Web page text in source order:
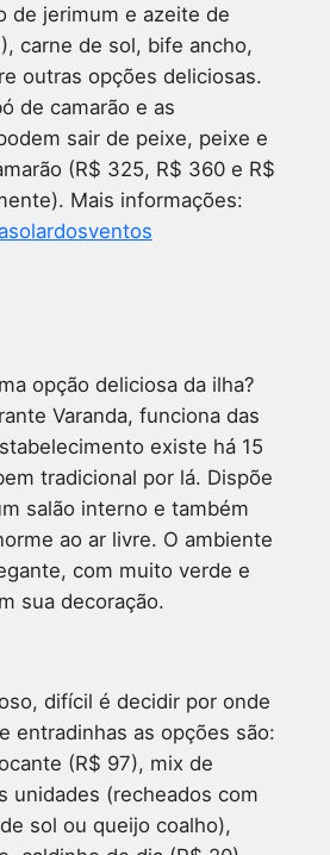
de jerimum e azeite de
carne de sol, bife ancho,
outras opções deliciosas.
de camarão e as
sair de peixe, peixe e
(R$ 325, R$ 360 e R$
Mais informações:
opção deliciosa da ilha?
Varanda, funciona das
existe há 15
tradicional por lá. Dispõe
salão interno e também
ao ar livre. O ambiente
com muito verde e
sua decoração.
difícil é decidir por onde
entradinhas as opções são:
(R$ 97), mix de
unidades (recheados com
sol ou queijo coalho),